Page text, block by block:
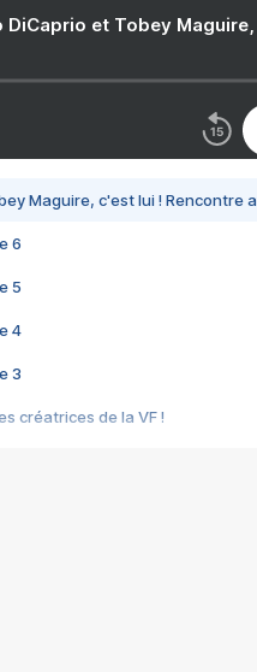
DiCaprio et Tobey
Maguire, c'est lui ! Rencontre
6
5
4
3
créatrices de la VF !